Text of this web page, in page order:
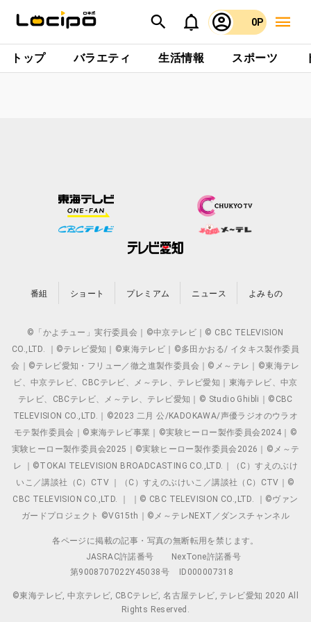
0P
トップ バラエティ 生活情報 スポーツ
番組 ショート プレミアム ニュース よみもの
©「かよチュー」実行委員会｜©中京テレビ｜© CBC TELEVISION
CO.,LTD. ｜©テレビ愛知｜©東海テレビ｜©多田かおる/ イタキス製作委員
会｜©テレビ愛知・フリュー／徹之進製作委員会｜©メ～テレ｜©東海テレ
ビ、中京テレビ、CBCテレビ、メ～テレ、テレビ愛知｜東海テレビ、中京
テレビ、CBCテレビ、メ～テレ、テレビ愛知｜© Studio Ghibli｜©CBC
TELEVISION CO.,LTD.｜©2023 二月 公/KADOKAWA/声優ラジオのウラオ
モテ製作委員会｜©東海テレビ事業｜©実験ヒーロー製作委員会2024｜©
実験ヒーロー製作委員会2025｜©実験ヒーロー製作委員会2026｜©メ～テ
レ ｜©TOKAI TELEVISION BROADCASTING CO.,LTD.｜（C）すえのぶけ
いこ／講談社（C）CTV ｜（C）すえのぶけいこ／講談社（C）CTV｜©
CBC TELEVISION CO.,LTD. ｜ ｜© CBC TELEVISION CO.,LTD. ｜©ヴァン
ガードプロジェクト ©VG15th｜©メ～テレNEXT／ダンスチャンネル
各ページに掲載の記事・写真の無断転用を禁じます。
JASRAC許諾番号
NexTone許諾番号
第9008707022Y45038号
ID000007318
©東海テレビ, 中京テレビ, CBCテレビ, 名古屋テレビ, テレビ愛知 2020 All
Rights Reserved.